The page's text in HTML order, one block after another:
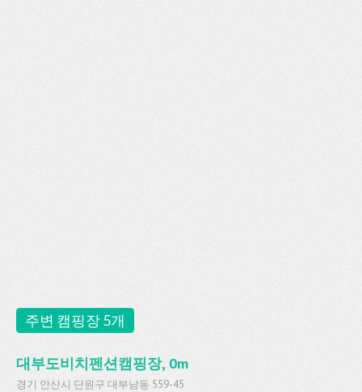
주변 캠핑장 5개
대부도비치펜션캠핑장, 0m
경기 안산시 단원구 대부남동 559-45